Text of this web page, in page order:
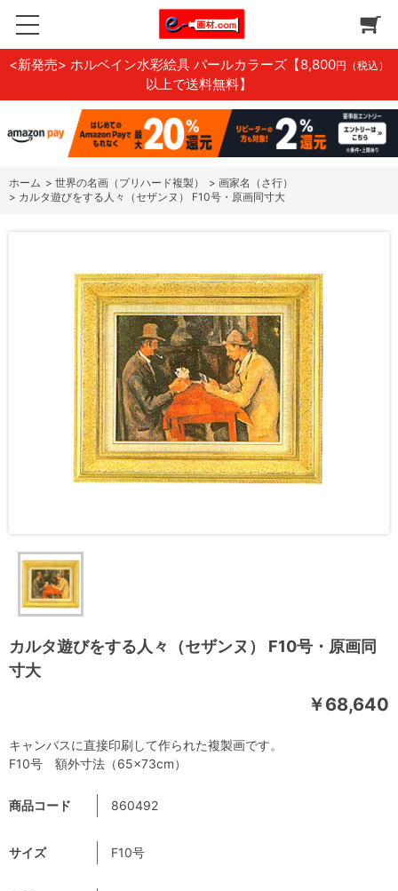
<新発売> ホルベイン水彩絵具 パールカラーズ 【8,800円（税込）
以上で送料無料】
ホーム > 世界の名画（プリハード複製） > 画家名（さ行）
> カルタ遊びをする人々（セザンヌ） F10号・原画同寸大
カルタ遊びをする人々（セザンヌ） F10号・原画同
寸大
￥68,640
商品コード 860492
サイズ F10号
キャンバスに直接印刷して作られた複製画です。
F10号 額外寸法（65×73cm）